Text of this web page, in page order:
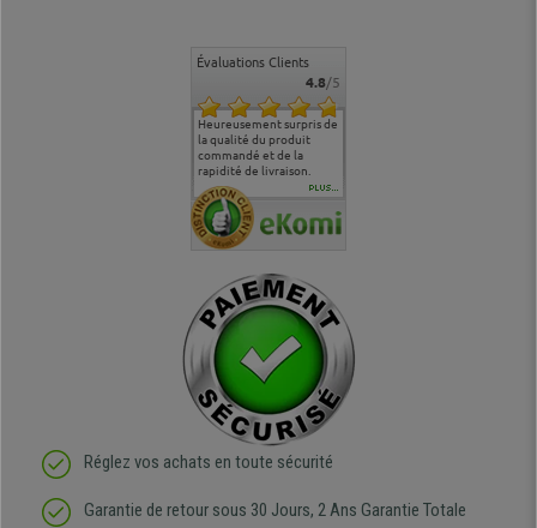
Évaluations Clients
4.8/5
Heureusement surpris de
la qualité du produit
commandé et de la
rapidité de livraison.
de l'aménagement et ne
regrette pas mon achat.
PLUS...
Réglez vos achats en toute sécurité
Garantie de retour sous 30 Jours, 2 Ans Garantie Totale